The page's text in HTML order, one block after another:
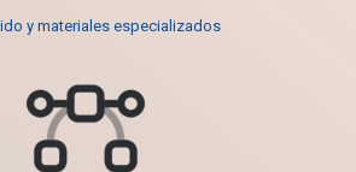
y materiales especializados